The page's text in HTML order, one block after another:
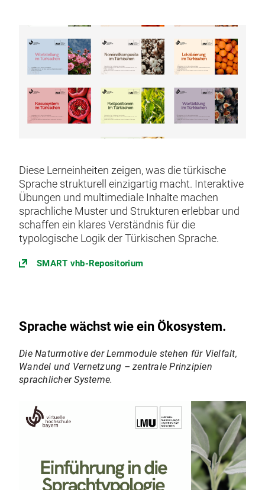
Diese Lerneinheiten zeigen, was die türkische
Sprache strukturell einzigartig macht. Interaktive
Übungen und multimediale Inhalte machen
sprachliche Muster und Strukturen erlebbar und
schaffen ein klares Verständnis für die
typologische Logik der Türkischen Sprache.
SMART vhb-Repositorium
Sprache wächst wie ein Ökosystem.
Die Naturmotive der Lernmodule stehen für Vielfalt,
Wandel und Vernetzung – zentrale Prinzipien
sprachlicher Systeme.